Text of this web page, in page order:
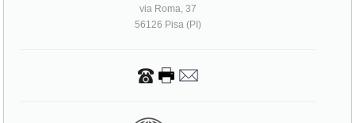
via Roma, 37
56126 Pisa (PI)